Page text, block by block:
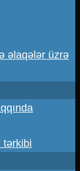
əlaqələr üzrə
tərkibi